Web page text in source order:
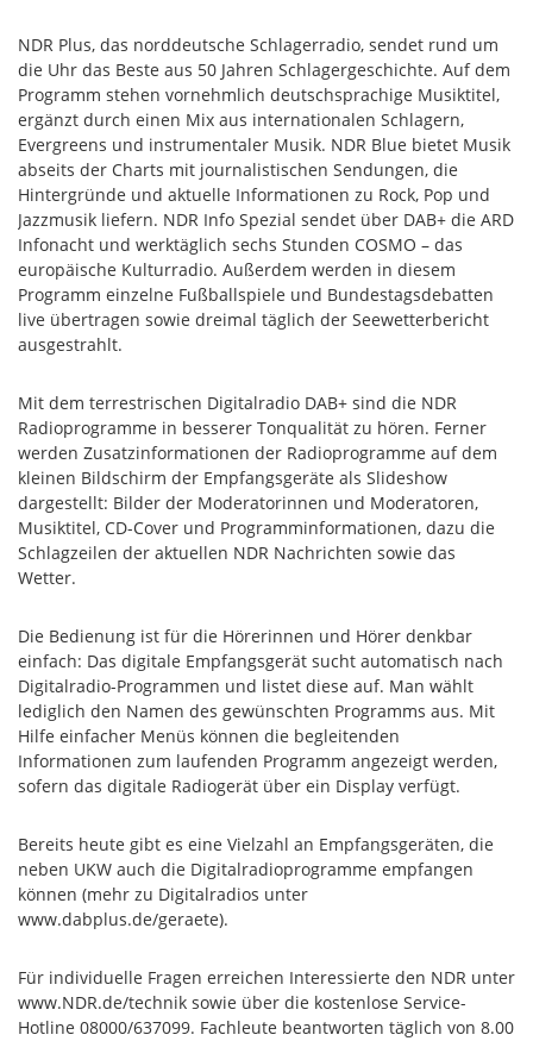
NDR Plus, das norddeutsche Schlagerradio, sendet rund um
die Uhr das Beste aus 50 Jahren Schlagergeschichte. Auf dem
Programm stehen vornehmlich deutschsprachige Musiktitel,
ergänzt durch einen Mix aus internationalen Schlagern,
Evergreens und instrumentaler Musik. NDR Blue bietet Musik
abseits der Charts mit journalistischen Sendungen, die
Hintergründe und aktuelle Informationen zu Rock, Pop und
Jazzmusik liefern. NDR Info Spezial sendet über DAB+ die ARD
Infonacht und werktäglich sechs Stunden COSMO – das
europäische Kulturradio. Außerdem werden in diesem
Programm einzelne Fußballspiele und Bundestagsdebatten
live übertragen sowie dreimal täglich der Seewetterbericht
ausgestrahlt.
Mit dem terrestrischen Digitalradio DAB+ sind die NDR
Radioprogramme in besserer Tonqualität zu hören. Ferner
werden Zusatzinformationen der Radioprogramme auf dem
kleinen Bildschirm der Empfangsgeräte als Slideshow
dargestellt: Bilder der Moderatorinnen und Moderatoren,
Musiktitel, CD-Cover und Programminformationen, dazu die
Schlagzeilen der aktuellen NDR Nachrichten sowie das
Wetter.
Die Bedienung ist für die Hörerinnen und Hörer denkbar
einfach: Das digitale Empfangsgerät sucht automatisch nach
Digitalradio-Programmen und listet diese auf. Man wählt
lediglich den Namen des gewünschten Programms aus. Mit
Hilfe einfacher Menüs können die begleitenden
Informationen zum laufenden Programm angezeigt werden,
sofern das digitale Radiogerät über ein Display verfügt.
Bereits heute gibt es eine Vielzahl an Empfangsgeräten, die
neben UKW auch die Digitalradioprogramme empfangen
können (mehr zu Digitalradios unter
www.dabplus.de/geraete).
Für individuelle Fragen erreichen Interessierte den NDR unter
www.NDR.de/technik sowie über die kostenlose Service-
Hotline 08000/637099. Fachleute beantworten täglich von 8.00